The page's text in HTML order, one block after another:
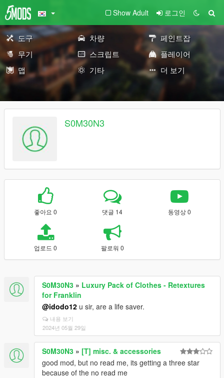
Show Adult 로그인
도구 차량
페인트잡
무기
스크립트
플레이어
맵
기타 더 보기
S0M30N3
좋아요 0 댓글 14 동영상 0
업로드 0 팔로워 0
S0M30N3 » Luxury Pack of Clothes - Retextures
for Franklin
@idodo12 u sir, are a life saver.
내용 보기
2024년 05월 29일
S0M30N3 » [T] misc. & accessories
good mod, but no read me, its getting a three star
because of the no read me